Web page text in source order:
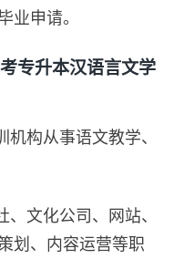
业申请。
升本汉语言文学
构从事语文教学、
文化公司、网站、
划、内容运营等职